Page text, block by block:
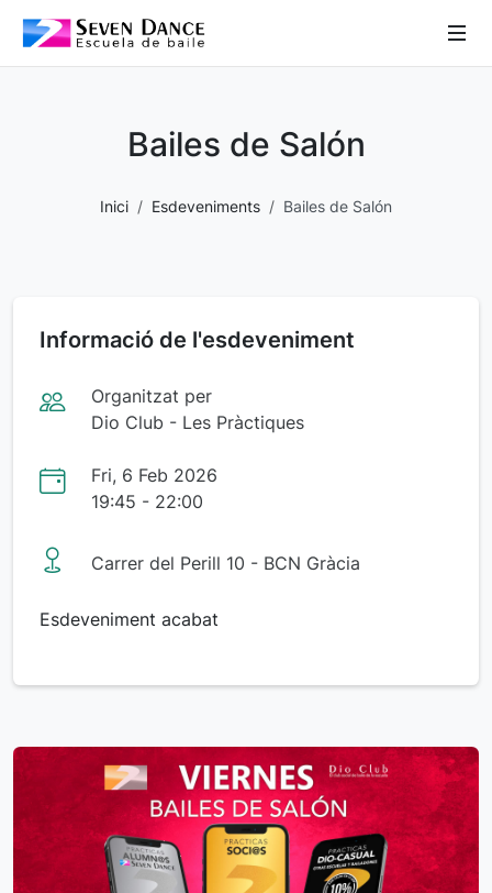
Menu
Bailes de Salón
Inici Esdeveniments Bailes de Salón
Informació de l'esdeveniment
Organitzat per
Dio Club - Les Pràctiques
Fri, 6 Feb 2026
19:45 - 22:00
Carrer del Perill 10 - BCN Gràcia
Esdeveniment acabat